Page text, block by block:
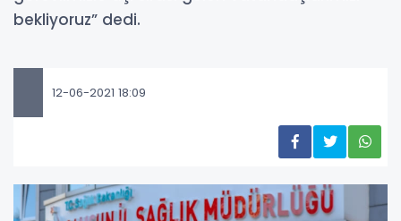
bekliyoruz” dedi.
12-06-2021 18:09